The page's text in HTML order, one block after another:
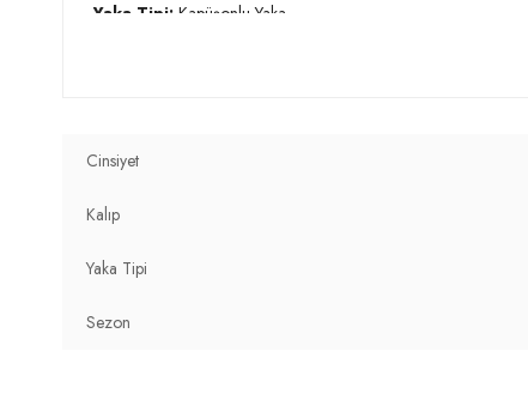
Yaka Tipi: Kapüşonlu Yaka
Astar Durumu:
Kalınlık:
Kalıp Bilgisi:
Yaş Grubu:
Cinsiyet
Kalıp
Yaka Tipi
Sezon